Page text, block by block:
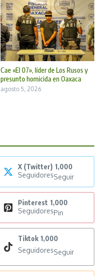
Cae «El 07», líder de Los Rusos y
presunto homicida en Oaxaca
agosto 5, 2026
X (Twitter) 1,000
SeguidoresSeguir
Pinterest 1,000
SeguidoresPin
Tiktok 1,000
SeguidoresSeguir